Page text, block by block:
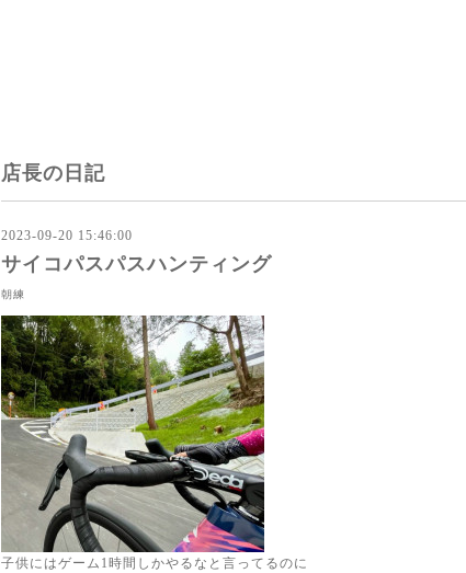
店長の日記
2023-09-20 15:46:00
サイコパスパスハンティング
朝練
子供にはゲーム1時間しかやるなと言ってるのに